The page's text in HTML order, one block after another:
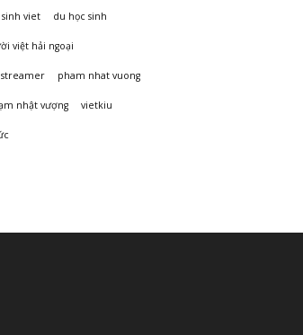
viet du học sinh
việt hải ngoại
pham nhat vuong
nhật vượng vietkiu